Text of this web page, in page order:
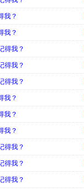
我？
我？
得我？
得我？
得我？
我？
我？
我？
得我？
得我？
得我？